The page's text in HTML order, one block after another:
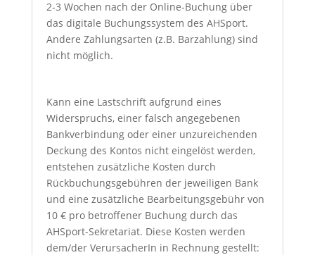
2-3 Wochen nach der Online-Buchung über
das digitale Buchungssystem des AHSport.
Andere Zahlungsarten (z.B. Barzahlung) sind
nicht möglich.
Kann eine Lastschrift aufgrund eines
Widerspruchs, einer falsch angegebenen
Bankverbindung oder einer unzureichenden
Deckung des Kontos nicht eingelöst werden,
entstehen zusätzliche Kosten durch
Rückbuchungsgebühren der jeweiligen Bank
und eine zusätzliche Bearbeitungsgebühr von
10 € pro betroffener Buchung durch das
AHSport-Sekretariat. Diese Kosten werden
dem/der VerursacherIn in Rechnung gestellt: